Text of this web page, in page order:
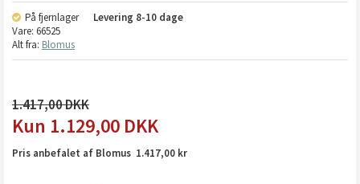
På fjernlager Levering 8-10 dage
Vare: 66525
Alt fra: Blomus
1.417,00
1.129,00 DKK
Pris anbefalet af Blomus 1.417,00 kr